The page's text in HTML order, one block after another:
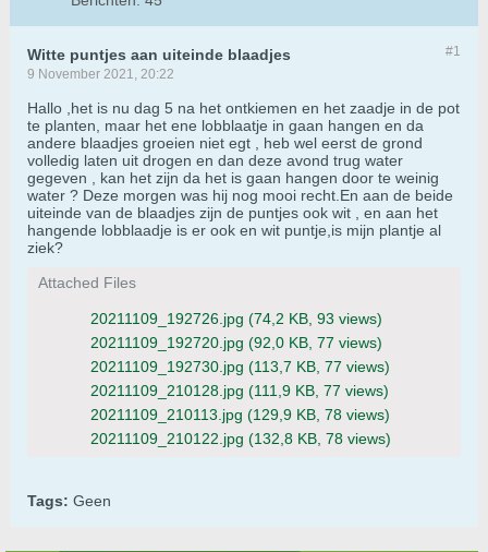
#1
Witte puntjes aan uiteinde blaadjes
9 November 2021, 20:22
Hallo ,het is nu dag 5 na het ontkiemen en het zaadje in de pot
te planten, maar het ene lobblaatje in gaan hangen en da
andere blaadjes groeien niet egt , heb wel eerst de grond
volledig laten uit drogen en dan deze avond trug water
gegeven , kan het zijn da het is gaan hangen door te weinig
water ? Deze morgen was hij nog mooi recht.En aan de beide
uiteinde van de blaadjes zijn de puntjes ook wit , en aan het
hangende lobblaadje is er ook en wit puntje,is mijn plantje al
ziek?
Attached Files
20211109_192726.jpg (74,2 KB, 93 views)
20211109_192720.jpg (92,0 KB, 77 views)
20211109_192730.jpg (113,7 KB, 77 views)
20211109_210128.jpg (111,9 KB, 77 views)
20211109_210113.jpg (129,9 KB, 78 views)
20211109_210122.jpg (132,8 KB, 78 views)
Tags: Geen